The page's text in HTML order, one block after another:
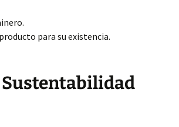
para su existencia.
Sustentabilidad